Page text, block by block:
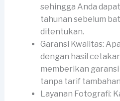
sehingga Anda
tahunan sebelum
ditentukan.
Garansi Kwalitas:
dengan hasil
memberikan
tanpa tarif
Layanan Fotografi: